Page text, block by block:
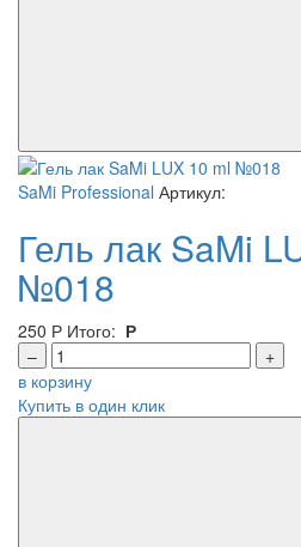
SaMi Professional Артикул:
Гель лак SaMi
№018
250 Р Итого: Р
–
+
в корзину
Купить в один клик